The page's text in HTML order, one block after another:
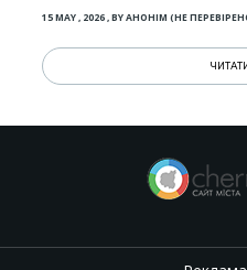
15 MAY , 2026,BYАНОНІМ (НЕ